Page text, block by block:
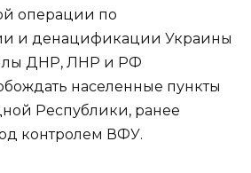
операции по
и денацификации Украины
ДНР, ЛНР и РФ
населенные пункты
Республики, ранее
контролем ВФУ.